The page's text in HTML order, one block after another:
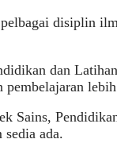
disiplin
dan
Sains,
ada.